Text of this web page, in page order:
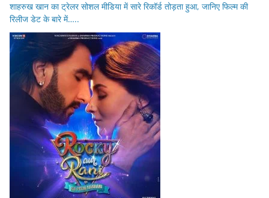
शाहरुख खान का ट्रेलर सोशल मीडिया में सारे रिकॉर्ड तोड़ता हुआ, जानिए फिल्म की
रिलीज डेट के बारे में…..